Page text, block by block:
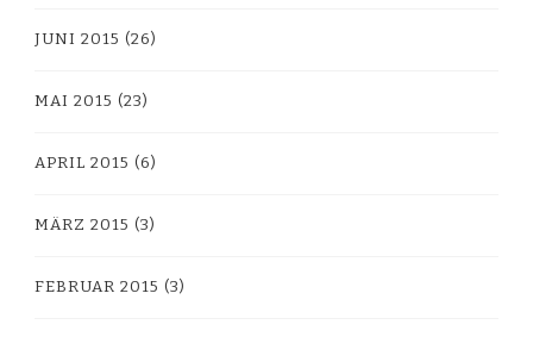
JUNI 2015 (26)
MAI 2015 (23)
APRIL 2015 (6)
MÄRZ 2015 (3)
FEBRUAR 2015 (3)